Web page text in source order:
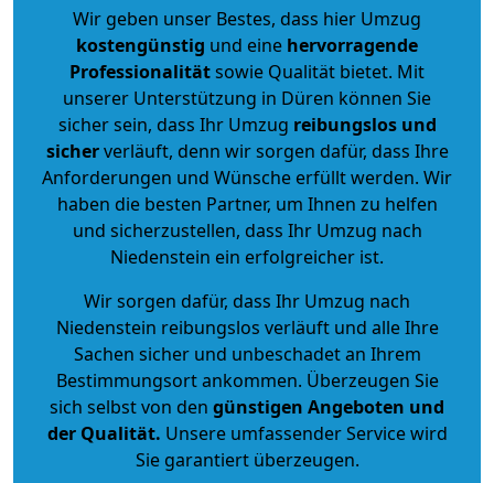
Wir geben unser Bestes, dass hier Umzug
kostengünstig und eine hervorragende
Professionalitätsowie Qualität bietet. Mit
unserer Unterstützung in Düren können Sie
sicher sein, dass Ihr Umzug reibungslos und
sicherverläuft, denn wir sorgen dafür, dass Ihre
Anforderungen und Wünsche erfüllt werden. Wir
haben die besten Partner, um Ihnen zu helfen
und sicherzustellen, dass Ihr Umzug nach
Niedenstein ein erfolgreicher ist.
Wir sorgen dafür, dass Ihr Umzug nach
Niedenstein reibungslos verläuft und alle Ihre
Sachen sicher und unbeschadet an Ihrem
Bestimmungsort ankommen. Überzeugen Sie
sich selbst von den günstigen Angeboten und
der Qualität. Unsere umfassender Service wird
Sie garantiert überzeugen.